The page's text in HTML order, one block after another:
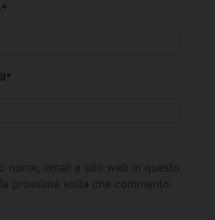
*
*
nome, email e sito web in questo
prossima volta che commento.